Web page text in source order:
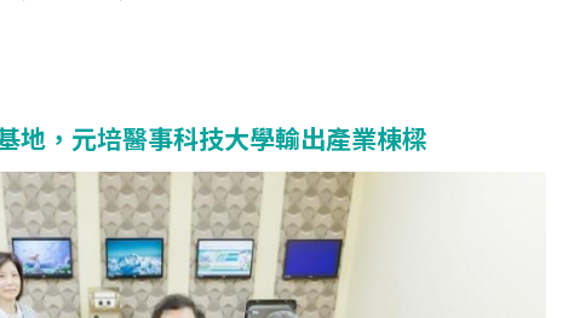
地，元培醫事科技大學輸出產業棟樑